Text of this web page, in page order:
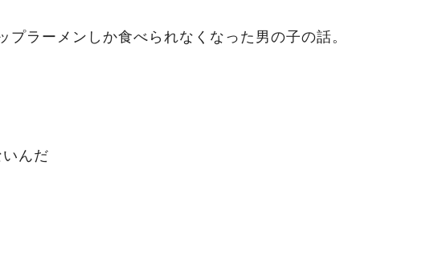
プラーメンしか食べられなくなった男の子の話。
んだ